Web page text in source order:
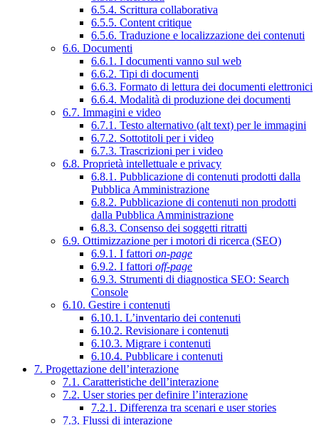
6.5.4. Scrittura collaborativa
6.5.5. Content critique
6.5.6. Traduzione e localizzazione dei contenuti
6.6. Documenti
6.6.1. I documenti vanno sul web
6.6.2. Tipi di documenti
6.6.3. Formato di lettura dei documenti elettronici
6.6.4. Modalità di produzione dei documenti
6.7. Immagini e video
6.7.1. Testo alternativo (alt text) per le immagini
6.7.2. Sottotitoli per i video
6.7.3. Trascrizioni per i video
6.8. Proprietà intellettuale e privacy
6.8.1. Pubblicazione di contenuti prodotti dalla
Pubblica Amministrazione
6.8.2. Pubblicazione di contenuti non prodotti
dalla Pubblica Amministrazione
6.8.3. Consenso dei soggetti ritratti
6.9. Ottimizzazione per i motori di ricerca (SEO)
6.9.1. I fattori on-page
6.9.2. I fattori off-page
6.9.3. Strumenti di diagnostica SEO: Search
Console
6.10. Gestire i contenuti
6.10.1. L’inventario dei contenuti
6.10.2. Revisionare i contenuti
6.10.3. Migrare i contenuti
6.10.4. Pubblicare i contenuti
7. Progettazione dell’interazione
7.1. Caratteristiche dell’interazione
7.2. User stories per definire l’interazione
7.2.1. Differenza tra scenari e user stories
7.3. Flussi di interazione